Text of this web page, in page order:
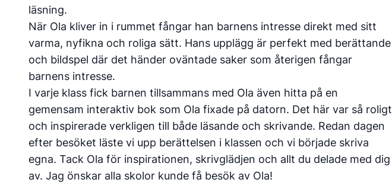
läsning.
När Ola kliver in i rummet fångar han barnens intresse direkt med sitt
varma, nyfikna och roliga sätt. Hans upplägg är perfekt med berättande
och bildspel där det händer oväntade saker som återigen fångar
barnens intresse.
I varje klass fick barnen tillsammans med Ola även hitta på en
gemensam interaktiv bok som Ola fixade på datorn. Det här var så roligt
och inspirerade verkligen till både läsande och skrivande. Redan dagen
efter besöket läste vi upp berättelsen i klassen och vi började skriva
egna. Tack Ola för inspirationen, skrivglädjen och allt du delade med dig
av. Jag önskar alla skolor kunde få besök av Ola!